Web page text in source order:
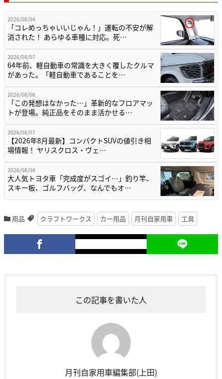
2026/08/04
「コレめっちゃいいじゃん！」運転の不安が解
消された！ あらゆる車種に対応。死…
2026/08/07
64年前、軽自動車の常識を大きく覆したクルマ
があった。「軽自動車であることを…
2026/08/06
「この発想はなかった…」革新的なフロアマッ
トが登場。純正品をそのまま活かせる…
2026/08/07
【2026年8月最新】コンパクトSUVの値引き相
場情報！ ヤリスクロス・ヴェ…
2026/08/04
大人気トヨタ車「完成度がスゴイ…」釣り竿、
スキー板、ゴルフバッグ、なんでもオ…
用品 クラフトワークス カー用品 月刊自家用車 工具
この記事を書いた人
月刊自家用車編集部(上田)